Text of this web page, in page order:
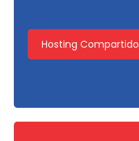
Hosting Compartido